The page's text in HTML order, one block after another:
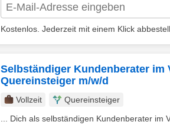
Kostenlos. Jederzeit mit einem Klick
Selbständiger Kundenberater
Quereinsteiger m/w/d
Vollzeit
Quereinsteiger
... Dich als selbständigen Kundenberater